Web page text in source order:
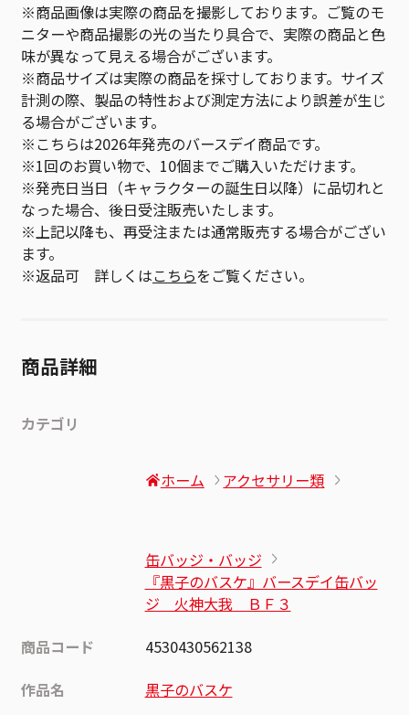
※商品画像は実際の商品を撮影しております。ご覧のモ
ニターや商品撮影の光の当たり具合で、実際の商品と色
味が異なって見える場合がございます。
※商品サイズは実際の商品を採寸しております。サイズ
計測の際、製品の特性および測定方法により誤差が生じ
る場合がございます。
※こちらは2026年発売のバースデイ商品です。
※1回のお買い物で、10個までご購入いただけます。
※発売日当日（キャラクターの誕生日以降）に品切れと
なった場合、後日受注販売いたします。
※上記以降も、再受注または通常販売する場合がござい
ます。
※返品可 詳しくはこちらをご覧ください。
商品詳細
カテゴリ
ホーム アクセサリー類
缶バッジ・バッジ
『黒子のバスケ』バースデイ缶バッ
ジ 火神大我 ＢＦ３
商品コード
4530430562138
作品名
黒子のバスケ